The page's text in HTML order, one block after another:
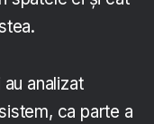
analizat
ca parte a